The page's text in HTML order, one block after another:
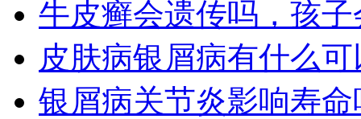
牛皮癣会遗传吗，孩
皮肤病银屑病有什么
银屑病关节炎影响寿命